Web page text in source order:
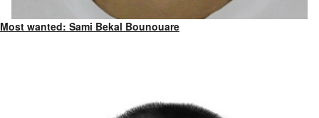
Most wanted: Sami Bekal Bounouare